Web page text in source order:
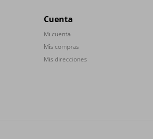
Cuenta
Mi cuenta
Mis compras
Mis direcciones